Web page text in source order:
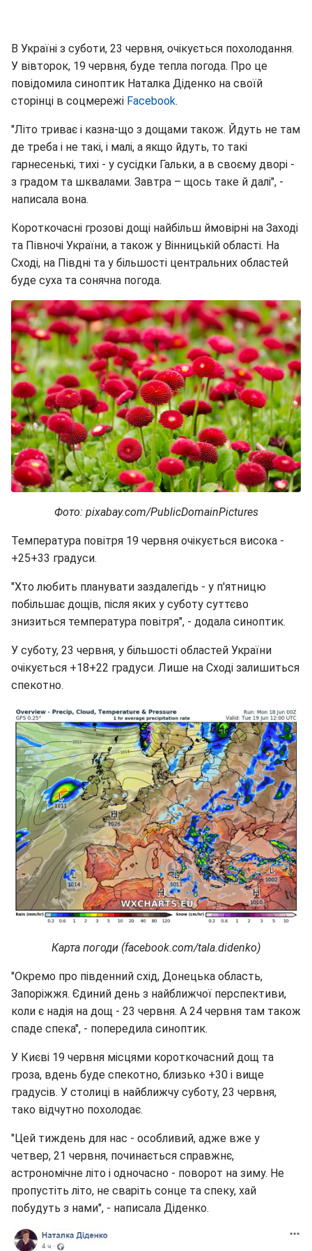
В Україні з суботи, 23 червня, очікується похолодання.
У вівторок, 19 червня, буде тепла погода. Про це
повідомила синоптик Наталка Діденко на своїй
сторінці в соцмережі Facebook.
"Літо триває і казна-що з дощами також. Йдуть не там
де треба і не такі, і малі, а якщо йдуть, то такі
гарнесенькі, тихі - у сусідки Гальки, а в своєму дворі -
з градом та шквалами. Завтра – щось таке й далі", -
написала вона.
Короткочасні грозові дощі найбільш ймовірні на Заході
та Півночі України, а також у Вінницькій області. На
Сході, на Півдні та у більшості центральних областей
буде суха та сонячна погода.
Фото: pixabay.com/PublicDomainPictures
Температура повітря 19 червня очікується висока -
+25+33 градуси.
"Хто любить планувати заздалегідь - у п'ятницю
побільшає дощів, після яких у суботу суттєво
знизиться температура повітря", - додала синоптик.
У суботу, 23 червня, у більшості областей України
очікується +18+22 градуси. Лише на Сході залишиться
спекотно.
Карта погоди (facebook.com/tala.didenko)
"Окремо про південний схід, Донецька область,
Запоріжжя. Єдиний день з найближчої перспективи,
коли є надія на дощ - 23 червня. А 24 червня там також
спаде спека", - попередила синоптик.
У Києві 19 червня місцями короткочасний дощ та
гроза, вдень буде спекотно, близько +30 і вище
градусів. У столиці в найближчу суботу, 23 червня,
тако відчутно похолодає.
"Цей тиждень для нас - особливий, адже вже у
четвер, 21 червня, починається справжнє,
астрономічне літо і одночасно - поворот на зиму. Не
пропустіть літо, не сваріть сонце та спеку, хай
побудуть з нами", - написала Діденко.